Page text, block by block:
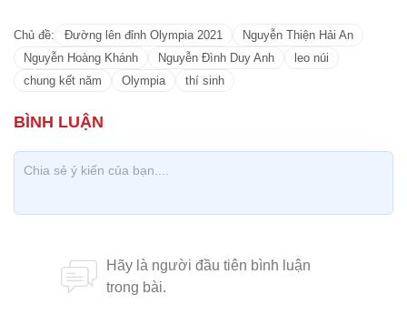
Chủ đề: Đường lên đỉnh Olympia 2021
Nguyễn Thiện Hải An
Nguyễn Hoàng Khánh
Nguyễn Đình Duy Anh
leo núi
chung kết năm
Olympia thí sinh